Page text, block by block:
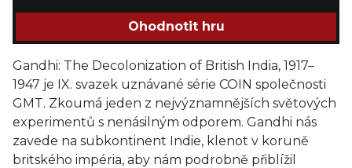
Ohodnotit hru
Gandhi: The Decolonization of British India, 1917–
1947 je IX. svazek uznávané série COIN společnosti
GMT. Zkoumá jeden z nejvýznamnějších světových
experimentů s nenásilným odporem. Gandhi nás
zavede na subkontinent Indie, klenot v koruně
britského impéria, aby nám podrobně přiblížil